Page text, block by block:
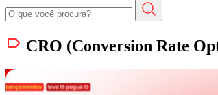
CRO (Conversion Rate